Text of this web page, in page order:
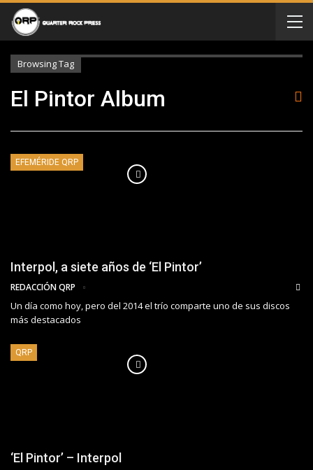
Browsing Tag
El Pintor Album
EFEMÉRIDE QRP
Interpol, a siete años de ‘El Pintor’
REDACCIÓN QRP
Un día como hoy, pero del 2014 el trío comparte uno de sus discos
más destacados
QRP
‘El Pintor’ – Interpol